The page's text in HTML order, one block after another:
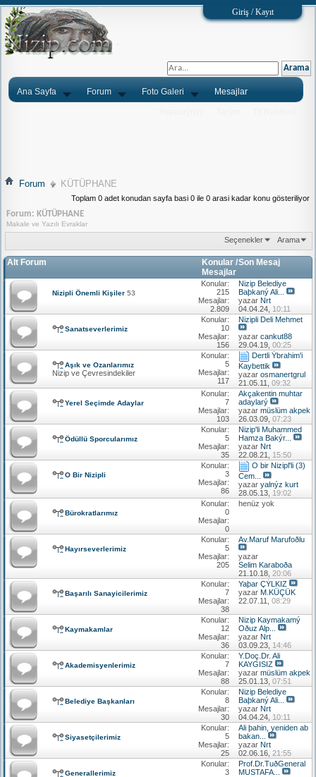
Giriş / Kayıt
Ana Sayfa Forum Foto Galeri Mesajlar
Forum KÜTÜPHANE
Toplam 0 adet konudan sayfa basi 0 ile 0 arasi kadar konu gösteriliyor
Forum: KÜTÜPHANE
Makale ve Yazılı Evraklar
Seçenekler Arama
Alt Forum
Konular /
Mesajlar
Son Mesaj
Nizipli Önemli Kişiler 53
Konular:
215
Mesajlar:
2.809
Nizip Belediye
Baþkaný Ali...
yazar Nrt
04.04.24, 10:11
Sanatseverlerimiz
Konular:
10
Mesajlar:
156
Nizipli Deli Mehmet
yazar cankut88
29.04.19, 00:25
Aşık ve Ozanlarımız
Nizip ve Çevresindekiler
Konular:
5
Mesajlar:
117
Dertli Ýbrahim'i
Kaybettik
yazar osmanertgrul
21.05.11, 09:32
Yerel Seçimde Adaylar
Konular:
7
Mesajlar:
103
Akçakentin muhtar
adaylarý
yazar müslüm akpek
26.03.09, 07:23
Ödüllü Sporcularımız
Konular:
5
Mesajlar:
35
Nizip'li Muhammed
Hamza Bakýr...
yazar Nrt
22.08.21, 15:50
O Bir Nizipli
Konular:
3
Mesajlar:
86
O bir Nizipl'li (3)
Cem...
yazar yalnýz kurt
28.05.13, 19:02
Bürokratlarımız
Konular:
0
Mesajlar:
0
henüz yok
Hayırseverlerimiz
Konular:
5
Mesajlar:
205
Av.Maruf Marufoðlu
yazar
Selim Karaboða
21.10.18, 20:06
Başarılı Sanayicilerimiz
Konular:
7
Mesajlar:
38
Yaþar ÇÝLKIZ
yazar M.KÜÇÜK
22.07.11, 08:29
Kaymakamlar
Konular:
12
Mesajlar:
36
Nizip Kaymakamý
Oðuz Alp...
yazar Nrt
03.09.23, 14:46
Akademisyenlerimiz
Konular:
7
Mesajlar:
88
Y.Doç.Dr. Ali
KAYGISIZ
yazar müslüm akpek
25.01.13, 07:51
Belediye Başkanları
Konular:
8
Mesajlar:
30
Nizip Belediye
Baþkaný Ali...
yazar Nrt
04.04.24, 10:11
Siyasetçilerimiz
Konular:
5
Mesajlar:
25
Ali þahin, yeniden ab
bakan...
yazar Nrt
02.06.16, 21:55
Generallerimiz
Konular:
3
Prof.Dr.TuðGeneral
MUSTAFA...